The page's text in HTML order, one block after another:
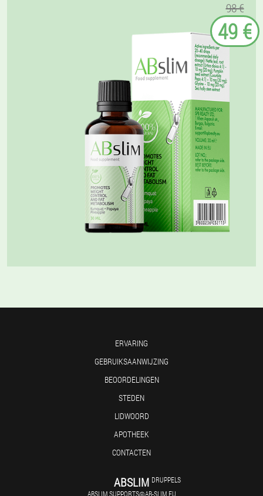
98 €
49 €
ERVARING
GEBRUIKSAANWIJZING
BEOORDELINGEN
STEDEN
LIDWOORD
APOTHEEK
CONTACTEN
ABSLIM DRUPPELS
ABSLIM.SUPPORTS@AB-SLIM.EU